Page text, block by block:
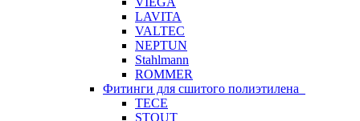
LAVITA
VALTEC
NEPTUN
Stahlmann
ROMMER
Фитинги для сшитого полиэтилена
TECE
STOUT